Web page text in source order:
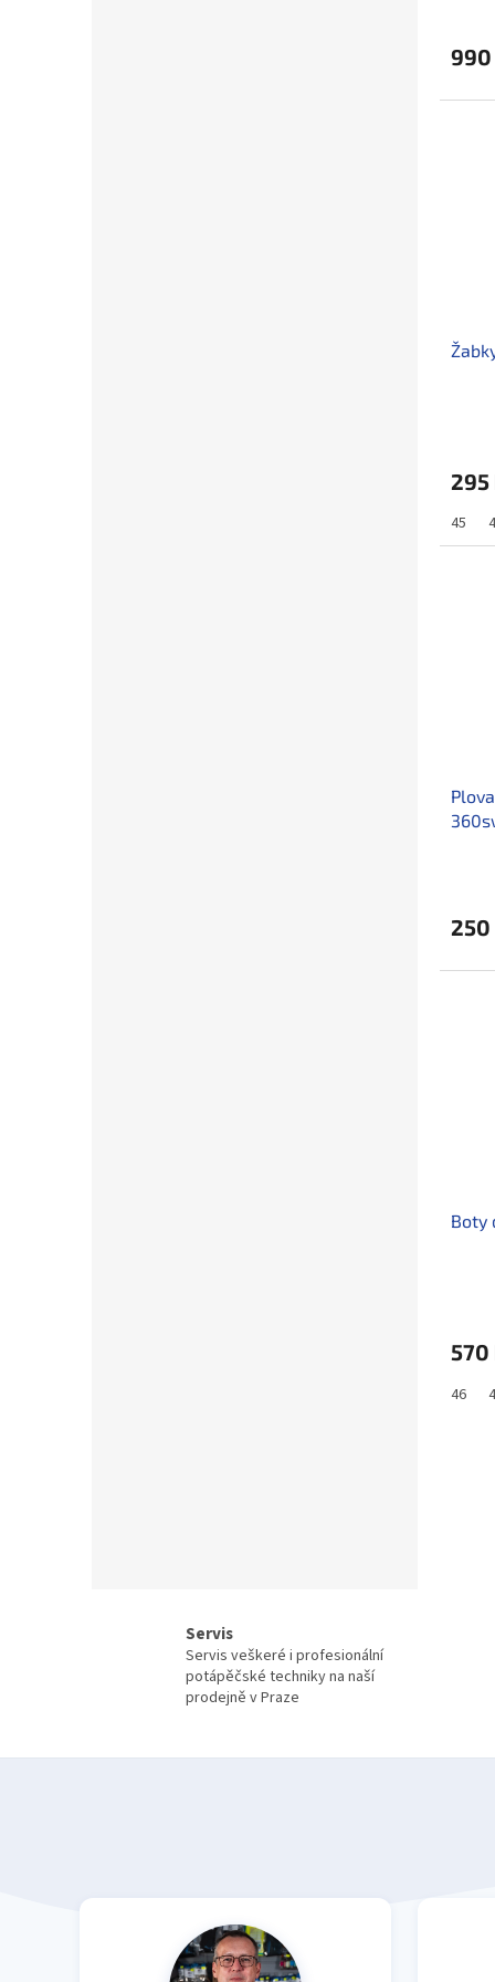
990
295
45
250
Boty
570
46
Servis
Servis veškeré i profesionální
potápěčské techniky na naší
prodejně v Praze